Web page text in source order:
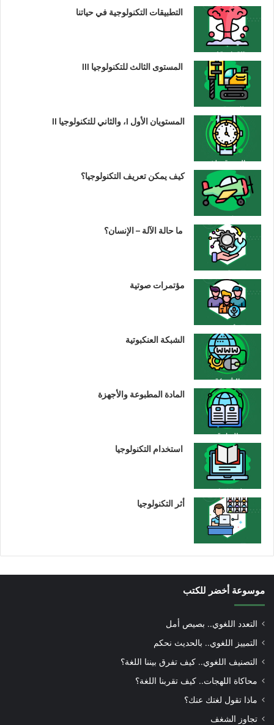
التطبيقات التكنولوجية في حياتنا
المستوى الثالث للتكنولوجيا III
المستويان الأول I، والثاني للتكنولوجيا II
كيف يمكن تعريف التكنولوجيا؟
ما حالة الآلة – الإنسان؟
مؤتمرات صوتية
الشبكة العنكبوتية
المادة المطبوعة والأجهزة
استخدام التكنولوجيا
أثر التكنولوجيا
موسوعة أخضر للكتب
التعدد اللغوي.. بصيص أمل
التمييز اللغوي.. بالحديث نحكم
التصنيف اللغوي.. كيف تفرق بيننا اللغة؟
محاكاة اللهجات.. كيف تقربنا اللغة؟
ماذا تقول لغتك عنك؟
تجاوز الشغف